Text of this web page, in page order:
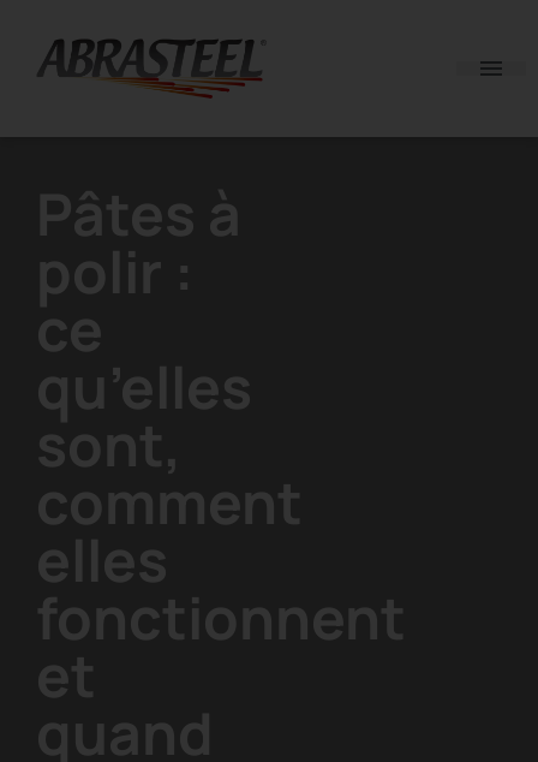
Pâtes à
polir :
ce
qu’elles
sont,
comment
elles
fonctionnent
et
quand